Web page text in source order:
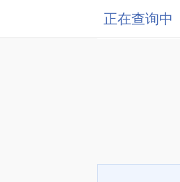
正在查询中